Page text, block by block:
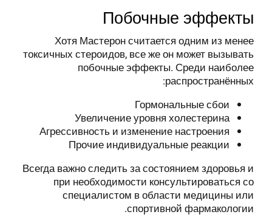
Побочные эффекты
Хотя Мастерон считается одним из менее
токсичных стероидов, все же он может вызывать
побочные эффекты. Среди наиболее
распространённых:
Гормональные сбои
Увеличение уровня холестерина
Агрессивность и изменение настроения
Прочие индивидуальные реакции
Всегда важно следить за состоянием здоровья и
при необходимости консультироваться со
специалистом в области медицины или
спортивной фармакологии.